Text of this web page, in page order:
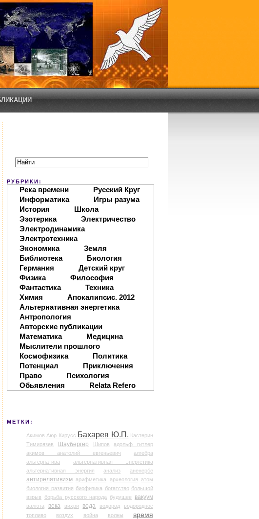
РУБРИКИ:
Река времени
Русский Круг
Информатика
Игры разума
История
Школа
Эзотерика
Электричество
Электродинамика
Электротехника
Экономика
Земля
Библиотека
Биология
Германия
Детский круг
Физика
Философия
Фантастика
Техника
Химия
Апокалипсис. 2012
Альтернативная энергетика
Антропология
Авторские публикации
Математика
Медицина
Мыслители прошлого
Космофизика
Политика
Потенциал
Приключения
Право
Психология
Обьявления
Relata Refero
МЕТКИ:
Акимов Аюр Кирусс Бахарев Ю.П. Кастерин
Тимирязев
Шаубергер Шипов
адольф гитлер
акимов анатолий евгеньевич
алгебра
альтернатива
альтернативная энергетика
альтернативная энергия
анализ аненербе
антирелятивизм арифметика археология атом
биология развития биофизика богатство большой
взрыв
борьба русского народа будущее вакуум
валюта века вихри вода водород
водородное
топливо
воздух война волны
время